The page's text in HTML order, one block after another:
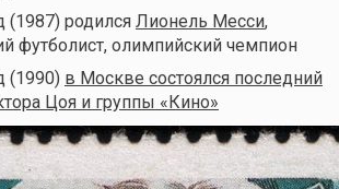
(1987) родился Лионель Месси,
футболист, олимпийский чемпион
(1990) в Москве состоялся последний
Цоя и группы «Кино»